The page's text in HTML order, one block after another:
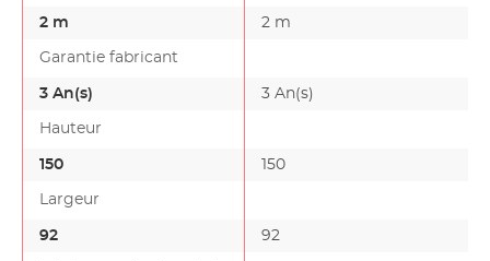
2 m 2 m
Garantie fabricant
3 An(s) 3 An(s)
Hauteur
150 150
Largeur
92 92